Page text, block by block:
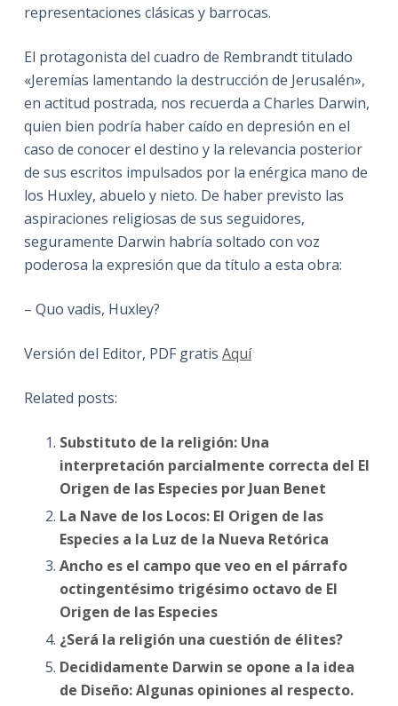
representaciones clásicas y barrocas.
El protagonista del cuadro de Rembrandt titulado
«Jeremías lamentando la destrucción de Jerusalén»,
en actitud postrada, nos recuerda a Charles Darwin,
quien bien podría haber caído en depresión en el
caso de conocer el destino y la relevancia posterior
de sus escritos impulsados por la enérgica mano de
los Huxley, abuelo y nieto. De haber previsto las
aspiraciones religiosas de sus seguidores,
seguramente Darwin habría soltado con voz
poderosa la expresión que da título a esta obra:
– Quo vadis, Huxley?
Versión del Editor, PDF gratis Aquí
Related posts:
Substituto de la religión: Una
interpretación parcialmente correcta del El
Origen de las Especies por Juan Benet
La Nave de los Locos: El Origen de las
Especies a la Luz de la Nueva Retórica
Ancho es el campo que veo en el párrafo
octingentésimo trigésimo octavo de El
Origen de las Especies
¿Será la religión una cuestión de élites?
Decididamente Darwin se opone a la idea
de Diseño: Algunas opiniones al respecto.